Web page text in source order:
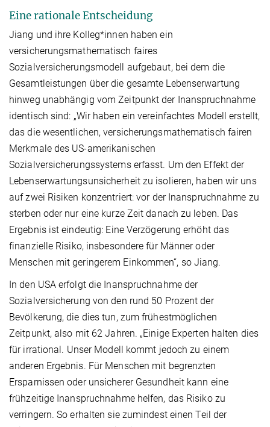
Eine rationale Entscheidung
Jiang und ihre Kolleg*innen haben ein
versicherungsmathematisch faires
Sozialversicherungsmodell aufgebaut, bei dem die
Gesamtleistungen über die gesamte Lebenserwartung
hinweg unabhängig vom Zeitpunkt der Inanspruchnahme
identisch sind: „Wir haben ein vereinfachtes Modell erstellt,
das die wesentlichen, versicherungsmathematisch fairen
Merkmale des US-amerikanischen
Sozialversicherungssystems erfasst. Um den Effekt der
Lebenserwartungsunsicherheit zu isolieren, haben wir uns
auf zwei Risiken konzentriert: vor der Inanspruchnahme zu
sterben oder nur eine kurze Zeit danach zu leben. Das
Ergebnis ist eindeutig: Eine Verzögerung erhöht das
finanzielle Risiko, insbesondere für Männer oder
Menschen mit geringerem Einkommen“, so Jiang.
In den USA erfolgt die Inanspruchnahme der
Sozialversicherung von den rund 50 Prozent der
Bevölkerung, die dies tun, zum frühestmöglichen
Zeitpunkt, also mit 62 Jahren. „Einige Experten halten dies
für irrational. Unser Modell kommt jedoch zu einem
anderen Ergebnis. Für Menschen mit begrenzten
Ersparnissen oder unsicherer Gesundheit kann eine
frühzeitige Inanspruchnahme helfen, das Risiko zu
verringern. So erhalten sie zumindest einen Teil der